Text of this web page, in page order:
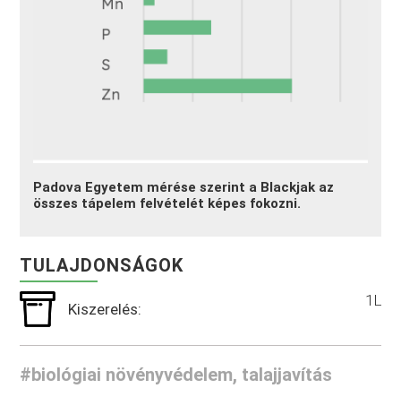
Padova Egyetem mérése szerint a Blackjak az
összes tápelem felvételét képes fokozni.
TULAJDONSÁGOK
Kiszerelés: 1L
#biológiai növényvédelem, talajjavítás